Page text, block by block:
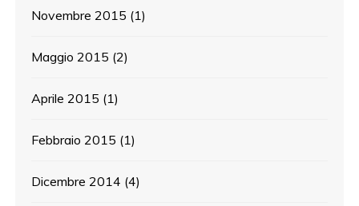
Novembre 2015 (1)
Maggio 2015 (2)
Aprile 2015 (1)
Febbraio 2015 (1)
Dicembre 2014 (4)